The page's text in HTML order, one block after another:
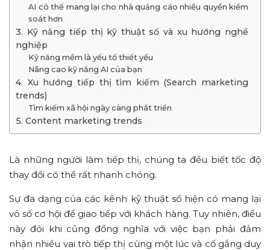
Là những người làm tiếp thị, chúng ta đều biết tốc độ
thay đổi có thể rất nhanh chóng.
Sự đa dạng của các kênh kỹ thuật số hiện có mang lại
vô số cơ hội để giao tiếp với khách hàng. Tuy nhiên, điều
này đôi khi cũng đồng nghĩa với việc bạn phải đảm
nhận nhiều vai trò tiếp thị cùng một lúc và cố gắng duy
AI có thể mang lại cho nhà quảng cáo nhiều quyền kiểm
soát hơn
3. Kỹ năng tiếp thị kỹ thuật số và xu hướng nghề
nghiệp
Kỹ năng mềm là yếu tố thiết yếu
Nâng cao kỹ năng AI của bạn
4. Xu hướng tiếp thị tìm kiếm (Search marketing
trends)
Tìm kiếm xã hội ngày càng phát triển
5. Content marketing trends